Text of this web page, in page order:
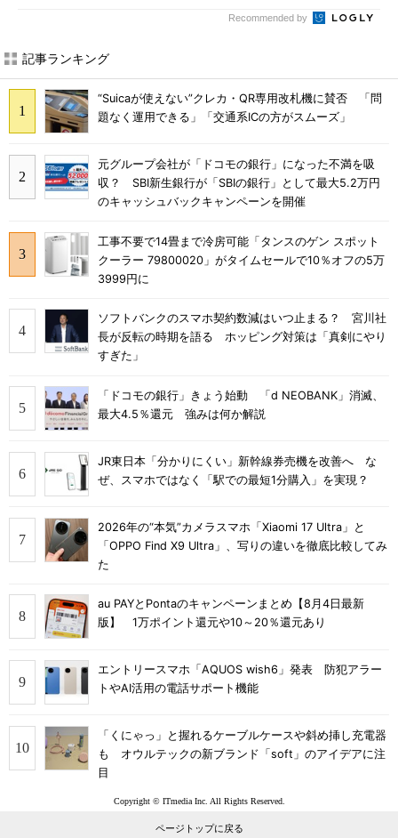
Recommended by
記事ランキング
“Suicaが使えない”クレカ・QR専用改札機に賛否 「問
題なく運用できる」「交通系ICの方がスムーズ」
元グループ会社が「ドコモの銀行」になった不満を吸
収？ SBI新生銀行が「SBIの銀行」として最大5.2万円
のキャッシュバックキャンペーンを開催
工事不要で14畳まで冷房可能「タンスのゲン スポット
クーラー 79800020」がタイムセールで10％オフの5万
3999円に
ソフトバンクのスマホ契約数減はいつ止まる？ 宮川社
長が反転の時期を語る ホッピング対策は「真剣にやり
すぎた」
「ドコモの銀行」きょう始動 「d NEOBANK」消滅、
最大4.5％還元 強みは何か解説
JR東日本「分かりにくい」新幹線券売機を改善へ な
ぜ、スマホではなく「駅での最短1分購入」を実現？
2026年の“本気”カメラスマホ「Xiaomi 17 Ultra」と
「OPPO Find X9 Ultra」、写りの違いを徹底比較してみ
た
au PAYとPontaのキャンペーンまとめ【8月4日最新
版】 1万ポイント還元や10～20％還元あり
エントリースマホ「AQUOS wish6」発表 防犯アラー
トやAI活用の電話サポート機能
「くにゃっ」と握れるケーブルケースや斜め挿し充電器
も オウルテックの新ブランド「soft」のアイデアに注
目
Copyright © ITmedia Inc. All Rights Reserved.
ページトップに戻る